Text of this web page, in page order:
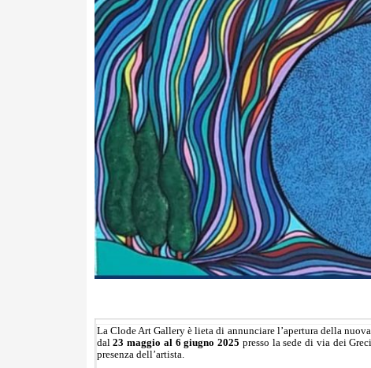
La Clode Art Gallery è lieta di annunciare l’apertura della
dal23 maggio al 6 giugno 2025 presso la sede di via dei
presenza dell’artista.